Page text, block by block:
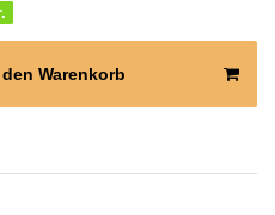
Warenkorb